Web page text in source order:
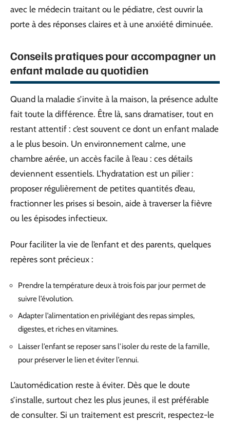
avec le médecin traitant ou le pédiatre, c’est ouvrir la
porte à des réponses claires et à une anxiété diminuée.
Conseils pratiques pour accompagner un
enfant malade au quotidien
Quand la maladie s’invite à la maison, la présence adulte
fait toute la différence. Être là, sans dramatiser, tout en
restant attentif : c’est souvent ce dont un enfant malade
a le plus besoin. Un environnement calme, une
chambre aérée, un accès facile à l’eau : ces détails
deviennent essentiels. L’hydratation est un pilier :
proposer régulièrement de petites quantités d’eau,
fractionner les prises si besoin, aide à traverser la fièvre
ou les épisodes infectieux.
Pour faciliter la vie de l’enfant et des parents, quelques
repères sont précieux :
Prendre la température deux à trois fois par jour permet de
suivre l’évolution.
Adapter l’alimentation en privilégiant des repas simples,
digestes, et riches en vitamines.
Laisser l’enfant se reposer sans l’isoler du reste de la famille,
pour préserver le lien et éviter l’ennui.
L’automédication reste à éviter. Dès que le doute
s’installe, surtout chez les plus jeunes, il est préférable
de consulter. Si un traitement est prescrit, respectez-le